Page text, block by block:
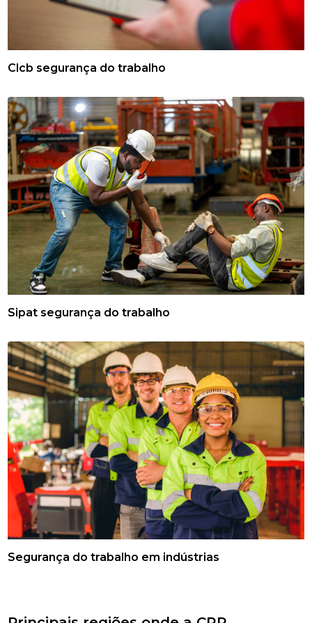
Clcb segurança do trabalho
Sipat segurança do trabalho
Segurança do trabalho em indústrias